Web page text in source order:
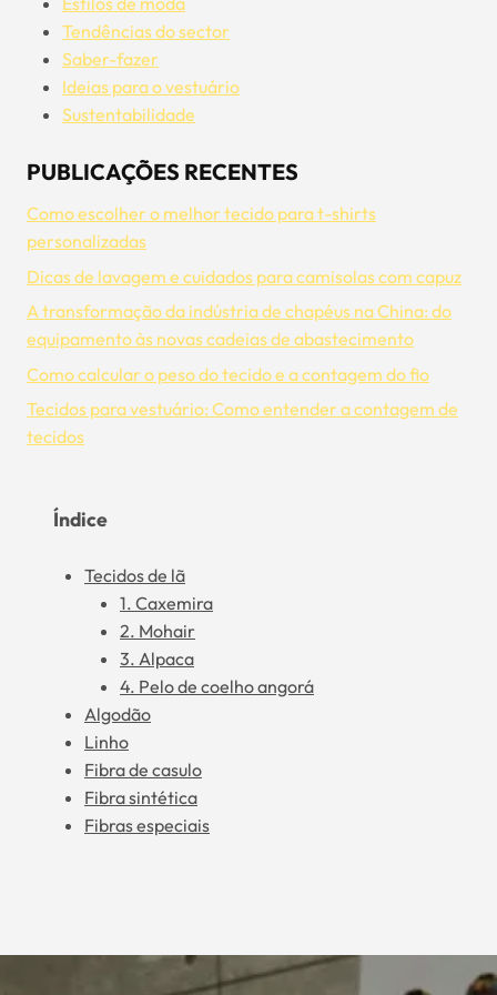
Tendências do sector
Saber-fazer
Ideias para o vestuário
Sustentabilidade
PUBLICAÇÕES RECENTES
Como escolher o melhor tecido para t-shirts
personalizadas
Dicas de lavagem e cuidados para camisolas com capuz
A transformação da indústria de chapéus na China: do
equipamento às novas cadeias de abastecimento
Como calcular o peso do tecido e a contagem do fio
Tecidos para vestuário: Como entender a contagem de
tecidos
Índice
Tecidos de lã
1. Caxemira
2. Mohair
3. Alpaca
4. Pelo de coelho angorá
Algodão
Linho
Fibra de casulo
Fibra sintética
Fibras especiais